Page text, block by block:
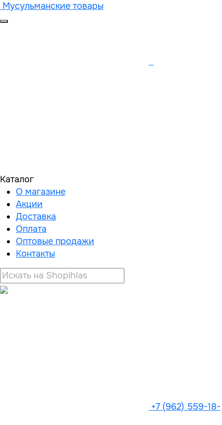
Мусульманские товары
Каталог
О магазине
Акции
Доставка
Оплата
Оптовые продажи
Контакты
+7 (962) 559-18-